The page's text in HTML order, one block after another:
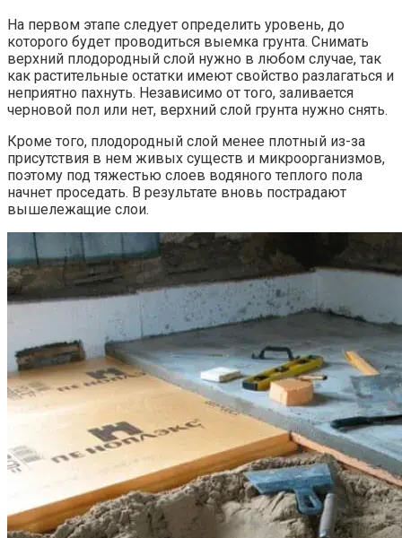
На первом этапе следует определить уровень, до
которого будет проводиться выемка грунта. Снимать
верхний плодородный слой нужно в любом случае, так
как растительные остатки имеют свойство разлагаться и
неприятно пахнуть. Независимо от того, заливается
черновой пол или нет, верхний слой грунта нужно снять.
Кроме того, плодородный слой менее плотный из-за
присутствия в нем живых существ и микроорганизмов,
поэтому под тяжестью слоев водяного теплого пола
начнет проседать. В результате вновь пострадают
вышележащие слои.